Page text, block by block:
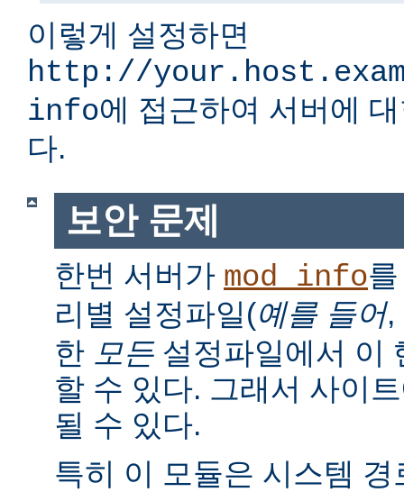
이렇게 설정하면
http://
info에 접근하여 서버에
다.
보안 문제
한번 서버가 mod_info
리별 설정파일(예를 들어,
한 모든설정파일에서 이
할 수 있다. 그래서 사이
될 수 있다.
특히 이 모듈은 시스템